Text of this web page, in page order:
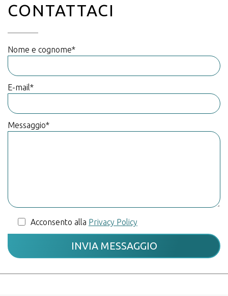
CONTATTACI
Nome e cognome*
E-mail*
Messaggio*
Acconsento alla Privacy Policy